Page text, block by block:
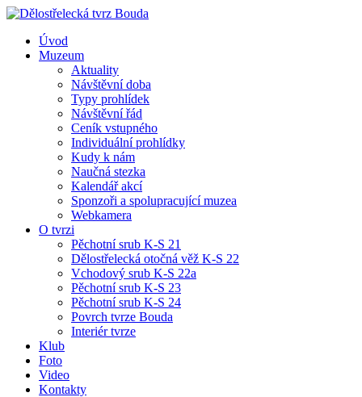
Úvod
Muzeum
Aktuality
Návštěvní doba
Typy prohlídek
Návštěvní řád
Ceník vstupného
Individuální prohlídky
Kudy k nám
Naučná stezka
Kalendář akcí
Sponzoři a spolupracující muzea
Webkamera
O tvrzi
Pěchotní srub K-S 21
Dělostřelecká otočná věž K-S 22
Vchodový srub K-S 22a
Pěchotní srub K-S 23
Pěchotní srub K-S 24
Povrch tvrze Bouda
Interiér tvrze
Klub
Foto
Video
Kontakty